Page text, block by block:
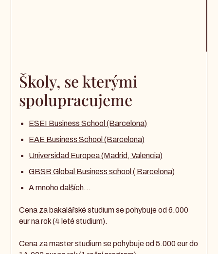
Školy, se kterými
spolupracujeme
ESEI Business School (Barcelona)
EAE Business School (Barcelona)
Universidad Europea (Madrid, Valencia)
GBSB Global Business school ( Barcelona)
A mnoho dalších...
Cena za bakalářské studium se pohybuje od 6.000
eur na rok (4 leté studium).
Cena za master studium se pohybuje od 5.000 eur do